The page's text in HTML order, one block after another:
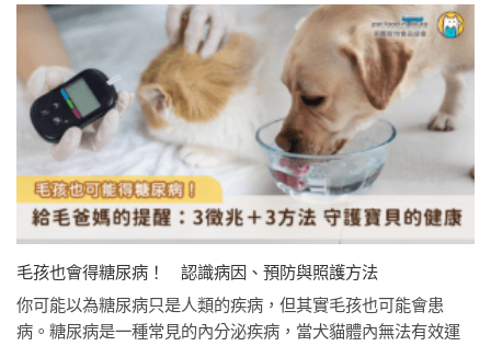
毛孩也會得糖尿病！ 認識病因、預防與照護方法
你可能以為糖尿病只是人類的疾病，但其實毛孩也可能會患
病。糖尿病是一種常見的內分泌疾病，當犬貓體內無法有效運